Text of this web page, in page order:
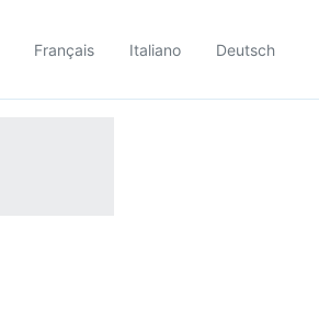
Français Italiano Deutsch